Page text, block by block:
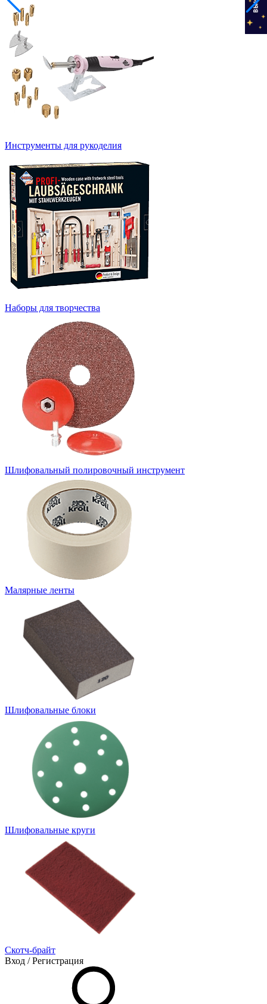
Инструменты для рукоделия
Наборы для творчества
Шлифовальный полировочный инструмент
Малярные ленты
Шлифовальные блоки
Шлифовальные круги
Скотч-брайт
Вход / Регистрация